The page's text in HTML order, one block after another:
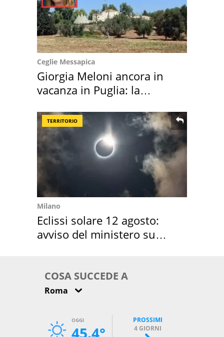
Ceglie Messapica
Giorgia Meloni ancora in
vacanza in Puglia: la
TERRITORIO
Milano
Eclissi solare 12 agosto:
avviso del ministero su